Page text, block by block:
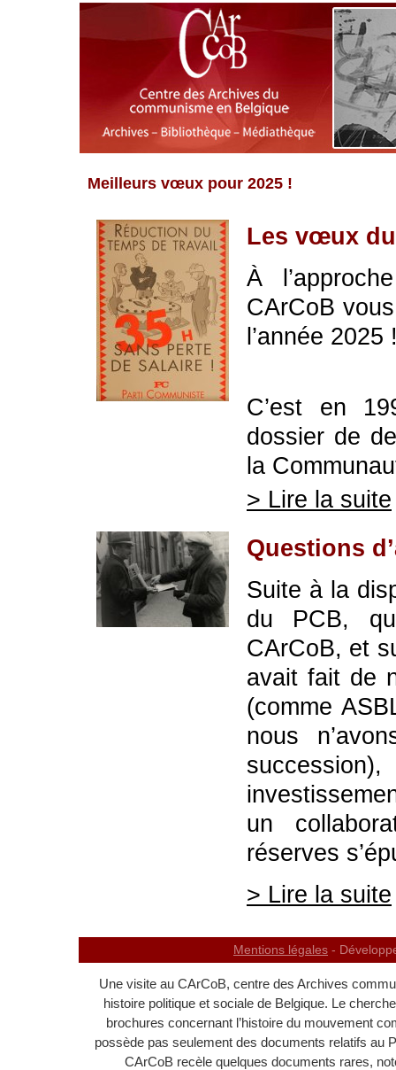
Meilleurs vœux pour 2025 !
Les vœux
À
CArCoB
l’année 2025
C’est en
dossier de
la
> Lire la suite
Questions
Suite à la
du PCB,
CArCoB, et
avait fait de
(comme
nous
un
réserves
> Lire la suite
Mentions légales -
Une visite au CArCoB, centre des Archives
histoire politique et sociale de Belgique. Le
brochures concernant l’histoire du mouvement
possède pas seulement des documents relatifs au
CArCoB recèle quelques documents rares,